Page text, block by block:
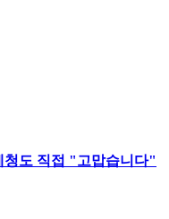
도 직접 "고맙습니다"